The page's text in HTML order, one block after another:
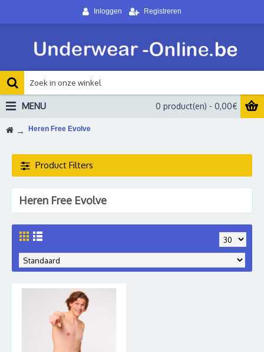
Inloggen Registreren
0 product(en) - 0,00€
MENU
Heren Free Evolve
Product Filters
Heren Free Evolve